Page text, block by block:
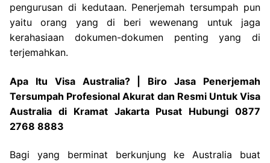
pengurusan di kedutaan. Penerjemah tersumpah pun
yaitu orang yang di beri wewenang untuk jaga
kerahasiaan dokumen-dokumen penting yang di
terjemahkan.
Apa Itu Visa Australia? | Biro Jasa Penerjemah
Tersumpah Profesional Akurat dan Resmi Untuk Visa
Australia di Kramat Jakarta Pusat Hubungi 0877
2768 8883
Bagi yang berminat berkunjung ke Australia buat